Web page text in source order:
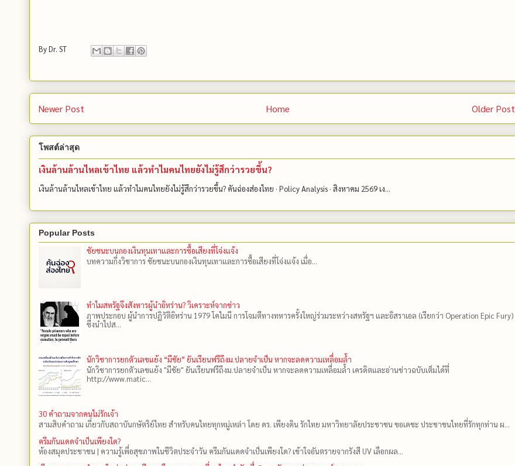
ByDr. ST
Newer Post Older Post
Home
โพสต์ล่าสุด
เงินล้านล้านไหลเข้าไทย แล้วทำไมคนไทยยังไม่รู้สึกว่ารวยขึ้น?
เงินล้านล้านไหลเข้าไทย แล้วทำไมคนไทยยังไม่รู้สึกว่ารวยขึ้น? คันฉ่องส่องไทย · Policy Analysis · สิงหาคม 2569 เง...
Popular Posts
ชัยชนะบนกองเงินทุนเทาและการซื้อเสียงที่โจ่งแจ้ง
บทความกึ่งวิชาการ ชัยชนะบนกองเงินทุนเทาและการซื้อเสียงที่โจ่งแจ้ง เมื่อ...
ทำไมสหรัฐจึงสังหารผู้นำอิหร่าน? วิเคราะห์จากข่าว
ภาพประกอบ ผู้นำการปฏิวัติอิหร่าน 1979 โคไมนี การโจมตีทางทหารครั้งใหญ่ร่วมระหว่างสหรัฐฯ และอิสราเอล (เรียกว่า Operation Epic Fury)
ซึ่งนำไปส...
นักวิชาการยกตัวเลขแย้ง “มีชัย” ยันเรียนฟรีถึงม.ปลายจำเป็น หากจะลดความเหลื่อมล้ำ
นักวิชาการยกตัวเลขแย้ง "มีชัย" ยันเรียนฟรีถึงม.ปลายจำเป็น หากจะลดความเหลื่อมล้ำ เครดิตและอ่านข่าวฉบับเต็มได้ที่
http://www.matic...
30 คำถามจากคนไม่รักเจ้า
สามสิบคำถาม เกี่ยวกับสถาบันกษัตริย์ไทย สำหรับคนไทยทุกหมู่เหล่า โดย ดร.​ เพียงดิน รักไทย มหาวิทยาลัยประชาชน ขอเดชะ ประชาชนไทยที่รักทุกท่าน ผ...
ครีมกันแดดจำเป็นเพียงใด?
ห้องสมุดประชาชน | ความรู้เพื่อสุขภาพในชีวิตประจำวัน ครีมกันแดดจำเป็นเพียงใด? เข้าใจอันตรายจากรังสี UV เลือกผล...